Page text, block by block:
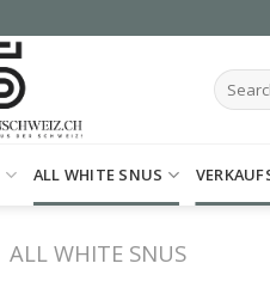
Search
for:
ALL WHITE SNUS
ALL WHITE SNUS